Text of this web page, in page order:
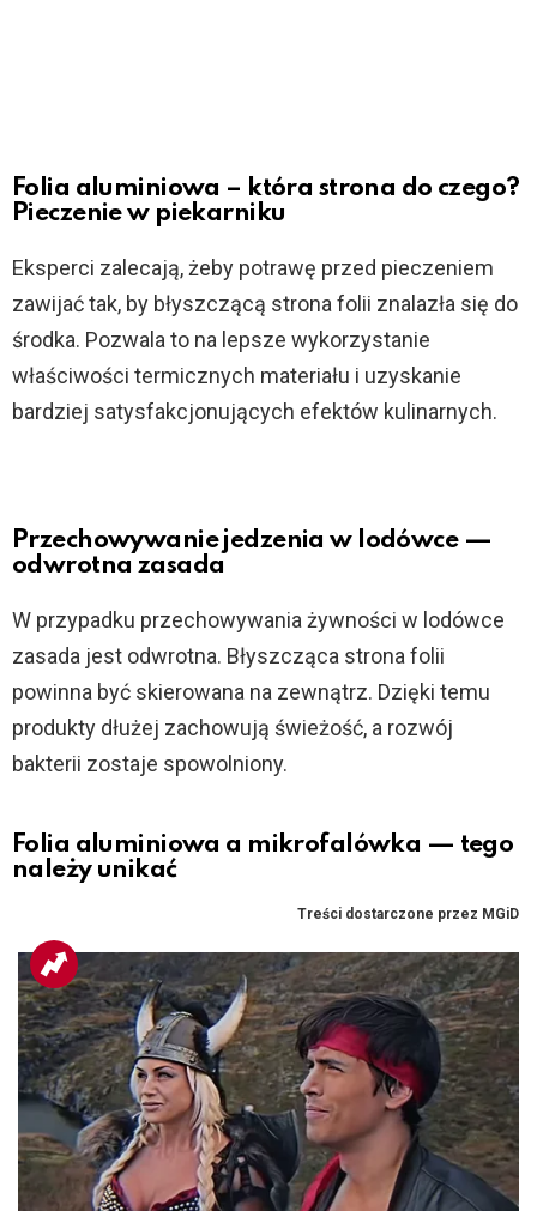
Folia aluminiowa – która strona do czego?
Pieczenie w piekarniku
Eksperci zalecają, żeby potrawę przed pieczeniem
zawijać tak, by błyszczącą strona folii znalazła się do
środka. Pozwala to na lepsze wykorzystanie
właściwości termicznych materiału i uzyskanie
bardziej satysfakcjonujących efektów kulinarnych.
Przechowywanie jedzenia w lodówce —
odwrotna zasada
W przypadku przechowywania żywności w lodówce
zasada jest odwrotna. Błyszcząca strona folii
powinna być skierowana na zewnątrz. Dzięki temu
produkty dłużej zachowują świeżość, a rozwój
bakterii zostaje spowolniony.
Folia aluminiowa a mikrofalówka — tego
należy unikać